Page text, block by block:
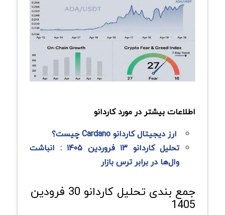
اطلاعات بیشتر در مورد کاردانو
ارز دیجیتال کاردانو Cardano چیست؟
تحلیل کاردانو ۱۳ فروردین ۱۴۰۵ : انباشت
وال‌ها در برابر ترس بازار
جمع بندی تحلیل کاردانو 30 فرودین
1405